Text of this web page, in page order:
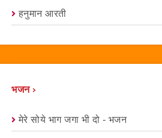
हनुमान आरती
भजन ›
मेरे सोये भाग जगा भी दो - भजन